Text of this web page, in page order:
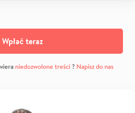
Wpłać teraz
niedozwolone treści? Napisz do nas